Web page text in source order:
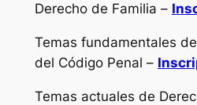
Derecho de Familia –
Temas fundamentales
del Código Penal –
Temas actuales de